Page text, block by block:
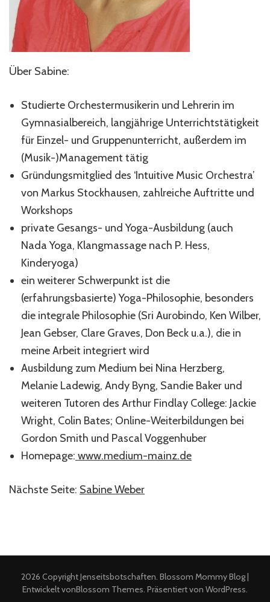
Über Sabine:
Studierte Orchestermusikerin und Lehrerin im
Gymnasialbereich, langjährige Unterrichtstätigkeit
für Einzel- und Gruppenunterricht, außerdem im
(Musik-)Management tätig
Gründungsmitglied des ‘Intuitive Music Orchestra’
von Markus Stockhausen, zahlreiche Auftritte und
Workshops
private Gesangs- und Yoga-Ausbildung (auch
Nada Yoga, Klangmassage nach P. Hess,
Kinderyoga)
ein weiterer Schwerpunkt ist die
(erfahrungsbasierte) Yoga-Philosophie, besonders
die integrale Philosophie (Sri Aurobindo, Ken Wilber,
Jean Gebser, Clare Graves, Don Beck u.a.), die in
meine Arbeit integriert wird
Ausbildung zum Medium bei Nina Herzberg,
Melanie Ladewig, Andy Byng, Sandie Baker und
weiteren Tutoren des Arthur Findlay College: Jackie
Wright, Colin Bates; Online-Weiterbildungen bei
Gordon Smith und Pascal Voggenhuber
Homepage: www.medium-mainz.de
Nächste Seite: Sabine Weber
2026 CopyrightJenseitsbotschaften. Blossom Mommy Blog |
Entwickelt vonBlossom Themes. Präsentiert von WordPress.